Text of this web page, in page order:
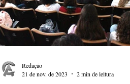
Redação
21 de nov. de 2023
2 min de leitura